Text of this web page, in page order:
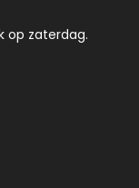
op zaterdag.